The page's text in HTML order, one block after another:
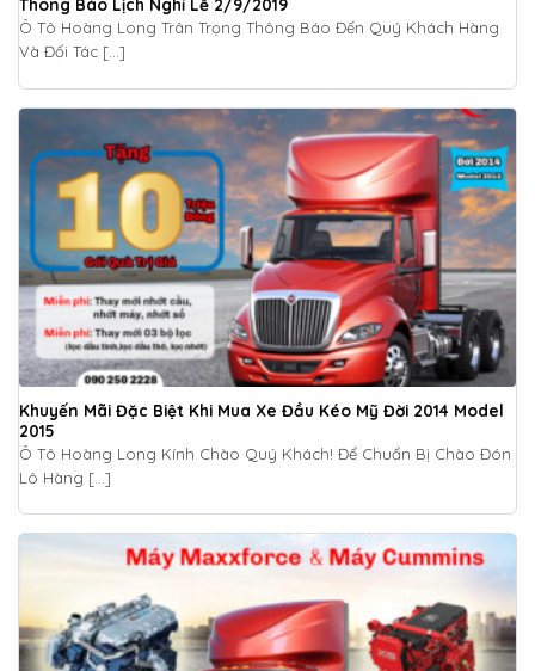
Thông Báo Lịch Nghỉ Lễ 2/9/2019
Ô Tô Hoàng Long Trân Trọng Thông Báo Đến Quý Khách Hàng
Và Đối Tác [...]
Khuyến Mãi Đặc Biệt Khi Mua Xe Đầu Kéo Mỹ Đời 2014 Model
2015
Ô Tô Hoàng Long Kính Chào Quý Khách! Để Chuẩn Bị Chào Đón
Lô Hàng [...]